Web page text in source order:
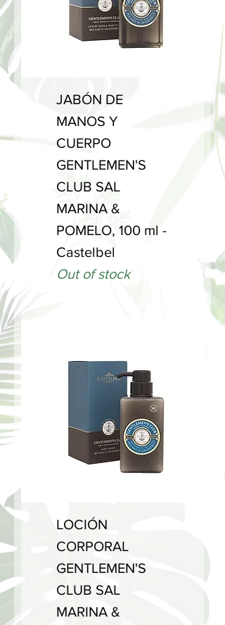
JABÓN DE
MANOS Y
CUERPO
GENTLEMEN'S
CLUB SAL
MARINA &
POMELO, 100 ml -
Castelbel
Out of stock
LOCIÓN
CORPORAL
GENTLEMEN'S
CLUB SAL
MARINA &